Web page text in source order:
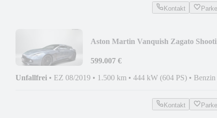
Kontakt
Aston Martin Vanquish Zagato
599.007 €
Unfallfrei • EZ 08/2019 • 1.500 km • 444 kW (604 PS) • Benzin
Kontakt